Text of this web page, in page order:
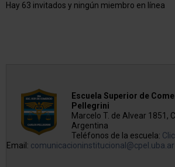
Hay 63 invitados y ningún miembro en línea
Escuela Superior de
Pellegrini
Marcelo T. de Alvear 1851,
Argentina
Teléfonos de la escuela:
Email: comunicacioninstitucional@cpel.uba.ar